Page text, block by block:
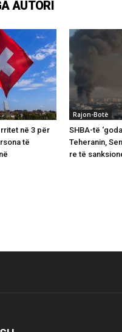
AUTORI
në 3 për
të
Rajon-Botë
SHBA-të
Teheranin,
re të